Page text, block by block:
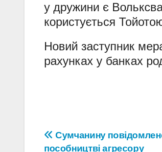
у дружини є
користується
Новий заступник
рахунках у банках
Навігація
Сумчанину
пособництві агресору